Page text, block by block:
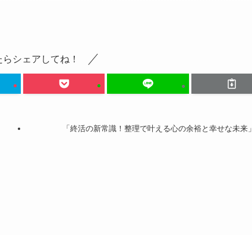
らシェアしてね！
「終活の新常識！整理で叶える心の余裕と幸せな未来」